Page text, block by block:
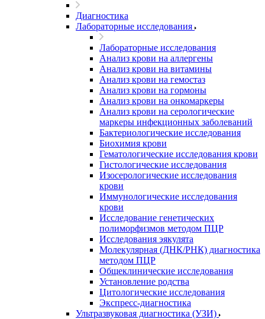
Диагностика
Лабораторные исследования
Лабораторные исследования
Анализ крови на аллергены
Анализ крови на витамины
Анализ крови на гемостаз
Анализ крови на гормоны
Анализ крови на онкомаркеры
Анализ крови на серологические
маркеры инфекционных заболеваний
Бактериологические исследования
Биохимия крови
Гематологические исследования крови
Гистологические исследования
Изосерологические исследования
крови
Иммунологические исследования
крови
Исследование генетических
полиморфизмов методом ПЦР
Исследования эякулята
Молекулярная (ДНК/РНК) диагностика
методом ПЦР
Общеклинические исследования
Установление родства
Цитологические исследования
Экспресс-диагностика
Ультразвуковая диагностика (УЗИ)